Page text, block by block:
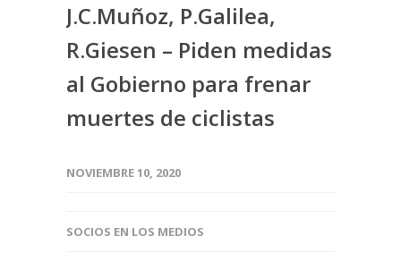
J.C.Muñoz, P.Galilea,
R.Giesen – Piden medidas
al Gobierno para frenar
muertes de ciclistas
NOVIEMBRE 10, 2020
SOCIOS EN LOS MEDIOS